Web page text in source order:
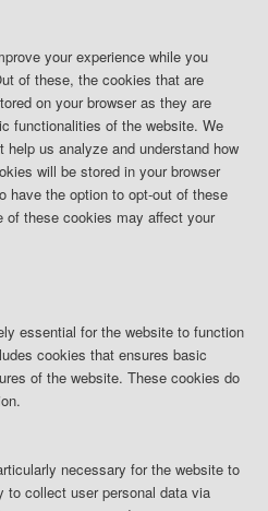
your experience while you
of these, the cookies that are
on your browser as they are
functionalities of the website. We
us analyze and understand how
will be stored in your browser
have the option to opt-out of these
these cookies may affect your
essential for the website to function
cookies that ensures basic
of the website. These cookies do
necessary for the website to
collect user personal data via